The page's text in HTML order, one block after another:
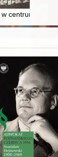
w
w centrum